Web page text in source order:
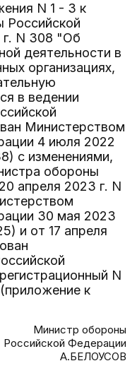
N 1 - 3 к
Российской
N 308 "Об
деятельности в
организациях,
в ведении
Министерством
4 июля 2022
с изменениями,
обороны
апреля 2023 г. N
30 мая 2023
и от 17 апреля
N
к
Министр обороны
Российской Федерации
А.БЕЛОУСОВ